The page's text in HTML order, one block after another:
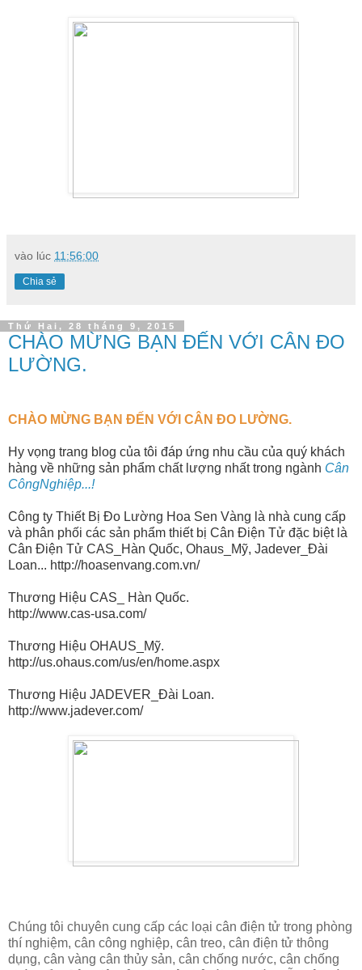
vào lúc 11:56:00
Chia sẻ
Thứ Hai, 28 tháng 9, 2015
CHÀO MỪNG BẠN ĐẾN VỚI CÂN ĐO
LƯỜNG.
CHÀO MỪNG BẠN ĐẾN VỚI CÂN ĐO LƯỜNG.
Hy vọng trang blog của tôi đáp ứng nhu cầu của quý khách
hàng về những sản phẩm chất lượng nhất trong ngành Cân
CôngNghiệp...!
Công ty Thiết Bị Đo Lường Hoa Sen Vàng là nhà cung cấp
và phân phối các sản phẩm thiết bị Cân Điện Tử đặc biệt là
Cân Điện Tử CAS_Hàn Quốc, Ohaus_Mỹ, Jadever_Đài
Loan... http://hoasenvang.com.vn/
Thương Hiệu CAS_ Hàn Quốc.
http://www.cas-usa.com/
Thương Hiệu OHAUS_Mỹ.
http://us.ohaus.com/us/en/home.aspx
Thương Hiệu JADEVER_Đài Loan.
http://www.jadever.com/
Chúng tôi chuyên cung cấp các loại cân điện tử trong phòng
thí nghiệm, cân công nghiệp, cân treo, cân điện tử thông
dụng, cân vàng cân thủy sản, cân chống nước, cân chống